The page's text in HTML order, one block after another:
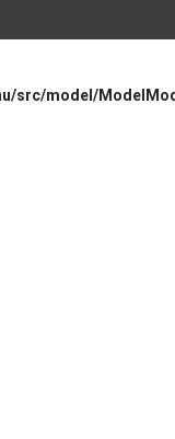
src/model/